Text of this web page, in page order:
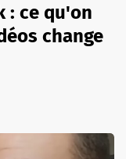
: ce qu'on
change